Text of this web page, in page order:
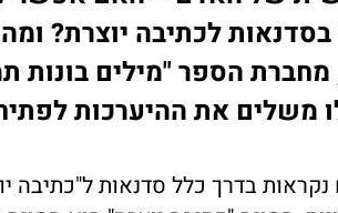
לכתיבה יוצרת? ומה
הספר "מילים בונות
משלים את ההיערכות
בדרך כלל סדנאות ל"כתיבה